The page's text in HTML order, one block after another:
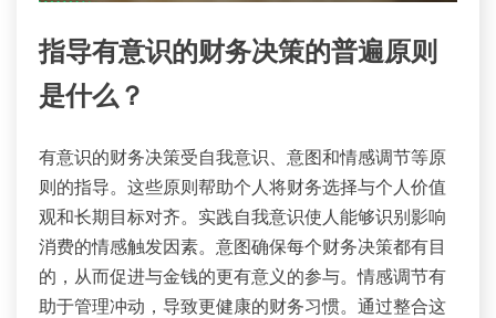
指导有意识的财务决策的普遍原则
是什么？
有意识的财务决策受自我意识、意图和情感调节等原
则的指导。这些原则帮助个人将财务选择与个人价值
观和长期目标对齐。实践自我意识使人能够识别影响
消费的情感触发因素。意图确保每个财务决策都有目
的，从而促进与金钱的更有意义的参与。情感调节有
助于管理冲动，导致更健康的财务习惯。通过整合这